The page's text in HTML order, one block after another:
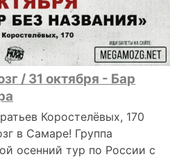
/ 31 октября - Бар
Коростелёвых, 170
в Самаре! Группа
осенний тур по России с